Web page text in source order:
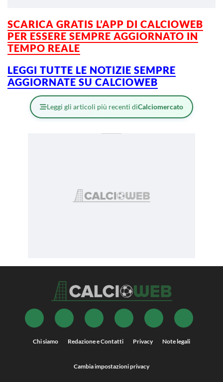
SCARICA GRATIS L’APP DI CALCIOWEB
PER ESSERE SEMPRE AGGIORNATO IN
TEMPO REALE
LEGGI TUTTE LE NOTIZIE SEMPRE
AGGIORNATE SU CALCIOWEB
Leggi gli articoli più recenti diCalciomercato
Chi siamo Redazione e Contatti Privacy Note legali
Cambia impostazioni privacy